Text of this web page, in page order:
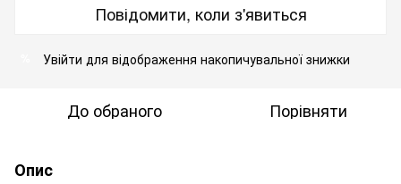
Повідомити, коли з'явиться
Увійти для відображення накопичувальної знижки
До обраного Порівняти
Опис